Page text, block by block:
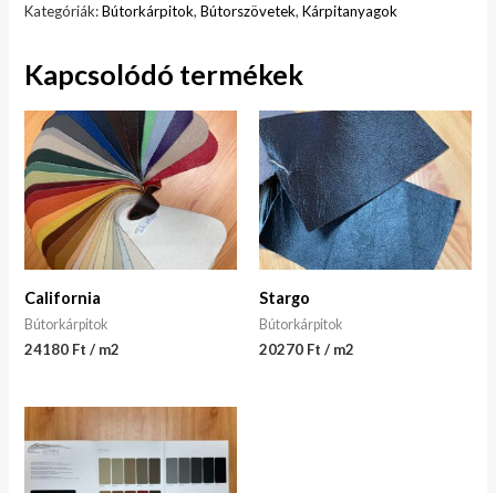
Kategóriák:Bútorkárpitok,Bútorszövetek,Kárpitanyagok
Kapcsolódó termékek
California
Bútorkárpitok
24180 Ft / m2
Stargo
Bútorkárpitok
20270 Ft / m2